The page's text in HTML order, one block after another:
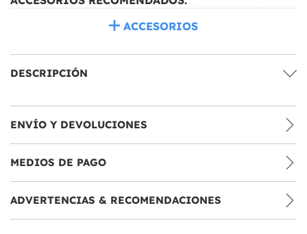
ACCESORIOS
DESCRIPCIÓN
ENVÍO Y DEVOLUCIONES
MEDIOS DE PAGO
ADVERTENCIAS & RECOMENDACIONES